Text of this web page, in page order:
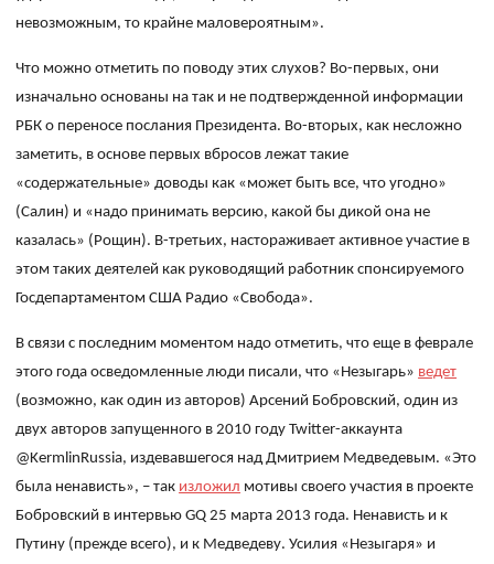
невозможным, то крайне маловероятным».
Что можно отметить по поводу этих слухов? Во-первых, они
изначально основаны на так и не подтвержденной информации
РБК о переносе послания Президента. Во-вторых, как несложно
заметить, в основе первых вбросов лежат такие
«содержательные» доводы как «может быть все, что угодно»
(Салин) и «надо принимать версию, какой бы дикой она не
казалась» (Рощин). В-третьих, настораживает активное участие в
этом таких деятелей как руководящий работник спонсируемого
Госдепартаментом США Радио «Свобода».
В связи с последним моментом надоотметить, что еще в феврале
этого года осведомленные люди писали, что «Незыгарь» ведет
(возможно, как один из авторов) Арсений Бобровский, один из
двух авторов запущенного в 2010 году Twitter-аккаунта
@KermlinRussia, издевавшегося над Дмитрием Медведевым. «Это
была ненависть», – так изложил мотивы своего участия в проекте
Бобровский в интервьюGQ 25 марта 2013 года. Ненависть и к
Путину (прежде всего), и к Медведеву. Усилия «Незыгаря» и